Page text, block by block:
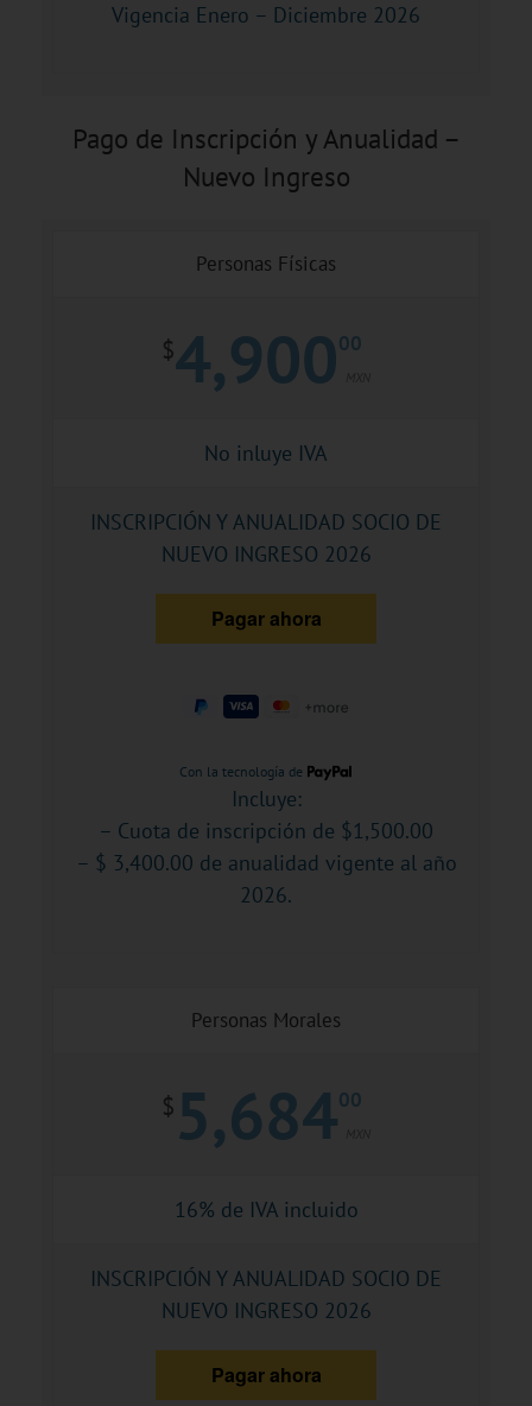
Vigencia Enero – Diciembre 2026
Pago de Inscripción y Anualidad –
Nuevo Ingreso
Personas Físicas
$4,90000
No inluye IVA
INSCRIPCIÓN Y ANUALIDAD SOCIO DE
NUEVO INGRESO 2026
Con la tecnología de
Incluye:
– Cuota de inscripción de $1,500.00
– $ 3,400.00 de anualidad vigente al año
2026.
Personas Morales
$5,68400
16% de IVA incluido
INSCRIPCIÓN Y ANUALIDAD SOCIO DE
NUEVO INGRESO 2026